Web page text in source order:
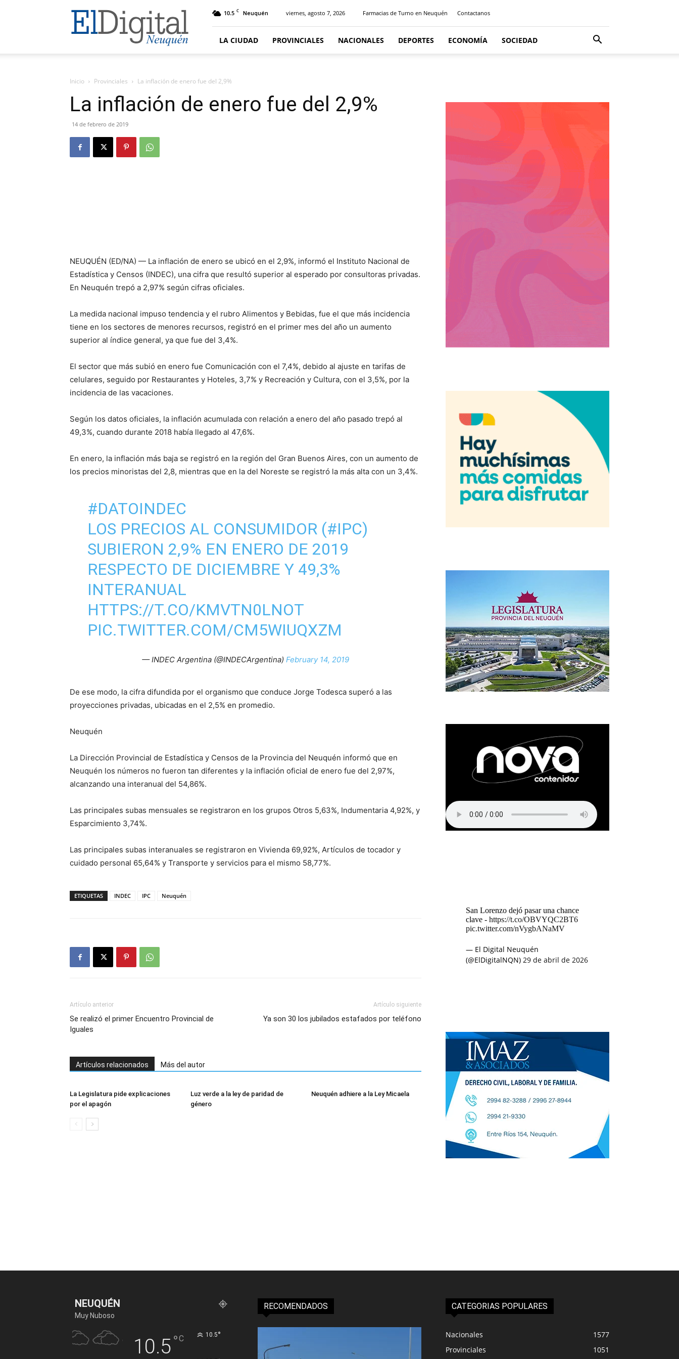
El
Digital
Neuquen
10.5 C Neuquén viernes, agosto 7, 2026 Farmacias de Turno en Neuquén Contactanos
LA CIUDAD PROVINCIALES NACIONALES DEPORTES ECONOMÍA SOCIEDAD
Inicio Provinciales La inflación de enero fue del 2,9%
La inflación de enero fue del 2,9%
14 de febrero de 2019
NEUQUÉN (ED/NA) — La inflación de enero se ubicó en el 2,9%, informó el Instituto Nacional de
Estadística y Censos (INDEC), una cifra que resultó superior al esperado por consultoras privadas.
En Neuquén trepó a 2,97% según cifras oficiales.
La medida nacional impuso tendencia y el rubro Alimentos y Bebidas, fue el que más incidencia
tiene en los sectores de menores recursos, registró en el primer mes del año un aumento
superior al índice general, ya que fue del 3,4%.
El sector que más subió en enero fue Comunicación con el 7,4%, debido al ajuste en tarifas de
celulares, seguido por Restaurantes y Hoteles, 3,7% y Recreación y Cultura, con el 3,5%, por la
incidencia de las vacaciones.
Según los datos oficiales, la inflación acumulada con relación a enero del año pasado trepó al
49,3%, cuando durante 2018 había llegado al 47,6%.
En enero, la inflación más baja se registró en la región del Gran Buenos Aires, con un aumento de
los precios minoristas del 2,8, mientras que en la del Noreste se registró la más alta con un 3,4%.
#DATOINDEC
LOS PRECIOS AL CONSUMIDOR (#IPC)
SUBIERON 2,9% EN ENERO DE 2019
RESPECTO DE DICIEMBRE Y 49,3%
INTERANUAL
HTTPS://T.CO/KMVTN0LNOT
PIC.TWITTER.COM/CM5WIUQXZM
— INDEC Argentina (@INDECArgentina) February 14, 2019
De ese modo, la cifra difundida por el organismo que conduce Jorge Todesca superó a las
proyecciones privadas, ubicadas en el 2,5% en promedio.
Neuquén
La Dirección Provincial de Estadística y Censos de la Provincia del Neuquén informó que en
Neuquén los números no fueron tan diferentes y la inflación oficial de enero fue del 2,97%,
alcanzando una interanual del 54,86%.
Las principales subas mensuales se registraron en los grupos Otros 5,63%, Indumentaria 4,92%, y
Esparcimiento 3,74%.
Las principales subas interanuales se registraron en Vivienda 69,92%, Artículos de tocador y
cuidado personal 65,64% y Transporte y servicios para el mismo 58,77%.
ETIQUETAS INDEC IPC Neuquén
Artículo anterior
Se realizó el primer Encuentro Provincial de
Iguales
Artículo siguiente
Ya son 30 los jubilados estafados por teléfono
Artículos relacionados Más del autor
La Legislatura pide explicaciones
por el apagón
Luz verde a la ley de paridad de
género
Neuquén adhiere a la Ley Micaela
San Lorenzo dejó pasar una chance
clave - https://t.co/OBVYQC2BT6
pic.twitter.com/nVygbANaMV
— El Digital Neuquén
(@ElDigitalNQN) 29 de abril de 2026
NEUQUÉN
Muy Nuboso
10.5°C 10.5°
RECOMENDADOS CATEGORIAS POPULARES
Nacionales
1577
Provinciales
1051